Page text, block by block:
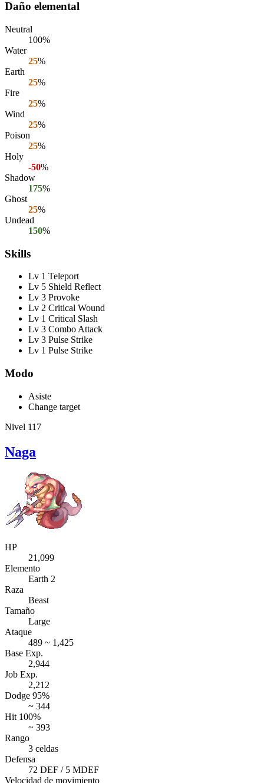
Daño elemental
Neutral
100%
Water
25%
Earth
25%
Fire
25%
Wind
25%
Poison
25%
Holy
-50%
Shadow
175%
Ghost
25%
Undead
150%
Skills
Lv 1 Teleport
Lv 5 Shield Reflect
Lv 3 Provoke
Lv 2 Critical Wound
Lv 1 Critical Slash
Lv 3 Combo Attack
Lv 3 Pulse Strike
Lv 1 Pulse Strike
Modo
Asiste
Change target
Nivel 117
Naga
HP
21,099
Elemento
Earth 2
Raza
Beast
Tamaño
Large
Ataque
489 ~ 1,425
Base Exp.
2,944
Job Exp.
2,212
Dodge 95%
~ 344
Hit 100%
~ 393
Rango
3 celdas
Defensa
72 DEF / 5 MDEF
Velocidad de movimiento